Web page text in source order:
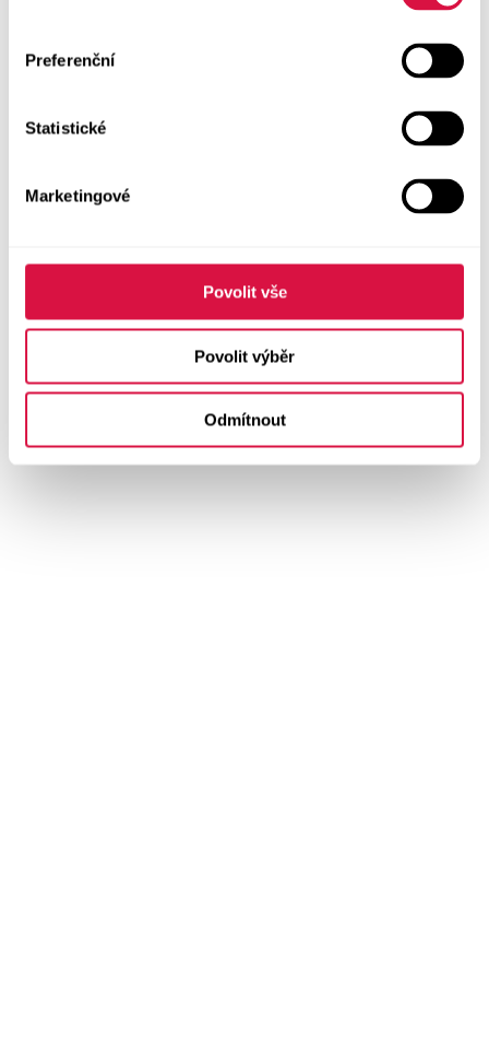
Preferenční
Statistické
Marketingové
Povolit vše
Povolit výběr
Odmítnout